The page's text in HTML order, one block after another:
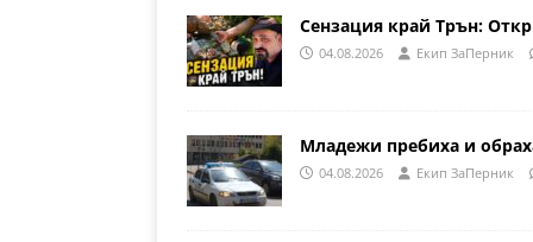
Сензация край Трън:
04.08.2026 Eкип ЗаПерник
Младежи пребиха и
04.08.2026 Eкип ЗаПерник